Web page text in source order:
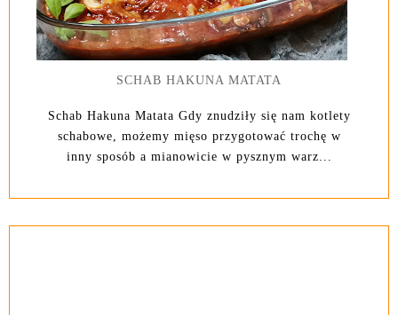
SCHAB HAKUNA MATATA
Schab Hakuna Matata Gdy znudziły się nam kotlety
schabowe, możemy mięso przygotować trochę w
inny sposób a mianowicie w pysznym warz...